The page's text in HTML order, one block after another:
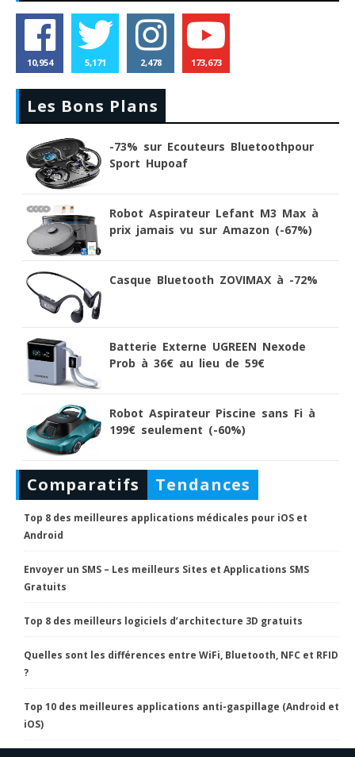
10,954 5,171 2,478 173,673
Les Bons Plans
-73% sur Ecouteurs Bluetoothpour
Sport Hupoaf
Robot Aspirateur Lefant M3 Max à
prix jamais vu sur Amazon (-67%)
Casque Bluetooth ZOVIMAX à -72%
Batterie Externe UGREEN Nexode
Prob à 36€ au lieu de 59€
Robot Aspirateur Piscine sans Fi à
199€ seulement (-60%)
Comparatifs Tendances
Top 8 des meilleures applications médicales pour iOS et
Android
Envoyer un SMS – Les meilleurs Sites et Applications SMS
Gratuits
Top 8 des meilleurs logiciels d’architecture 3D gratuits
Quelles sont les différences entre WiFi, Bluetooth, NFC et RFID
?
Top 10 des meilleures applications anti-gaspillage (Android et
iOS)